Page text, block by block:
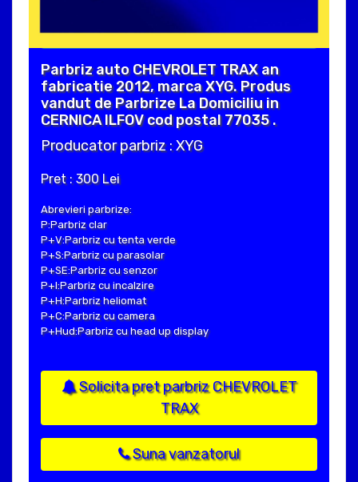
Parbriz auto CHEVROLET TRAX an
fabricatie 2012, marca XYG. Produs
vandut de Parbrize La Domiciliu in
CERNICA ILFOV cod postal 77035 .
Producator parbriz : XYG
Pret : 300 Lei
Abrevieri parbrize:
P:Parbriz clar
P+V:Parbriz cu tenta verde
P+S:Parbriz cu parasolar
P+SE:Parbriz cu senzor
P+I:Parbriz cu incalzire
P+H:Parbriz heliomat
P+C:Parbriz cu camera
P+Hud:Parbriz cu head up display
Solicita pret parbriz CHEVROLET
TRAX
Suna vanzatorul